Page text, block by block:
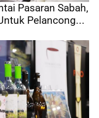
Pasaran Sabah,
Pelancong...